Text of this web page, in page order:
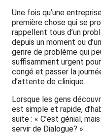
Une fois qu’une
première chose qui se
rappellent tous d’un
depuis un moment ou
genre de problème qui
suffisamment urgent
congé et passer la
d’attente de clinique.
Lorsque les gens
est simple et rapide,
suite : « C’est génial,
servir de Dialogue? »